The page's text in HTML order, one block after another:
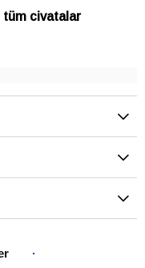
tüm civatalar